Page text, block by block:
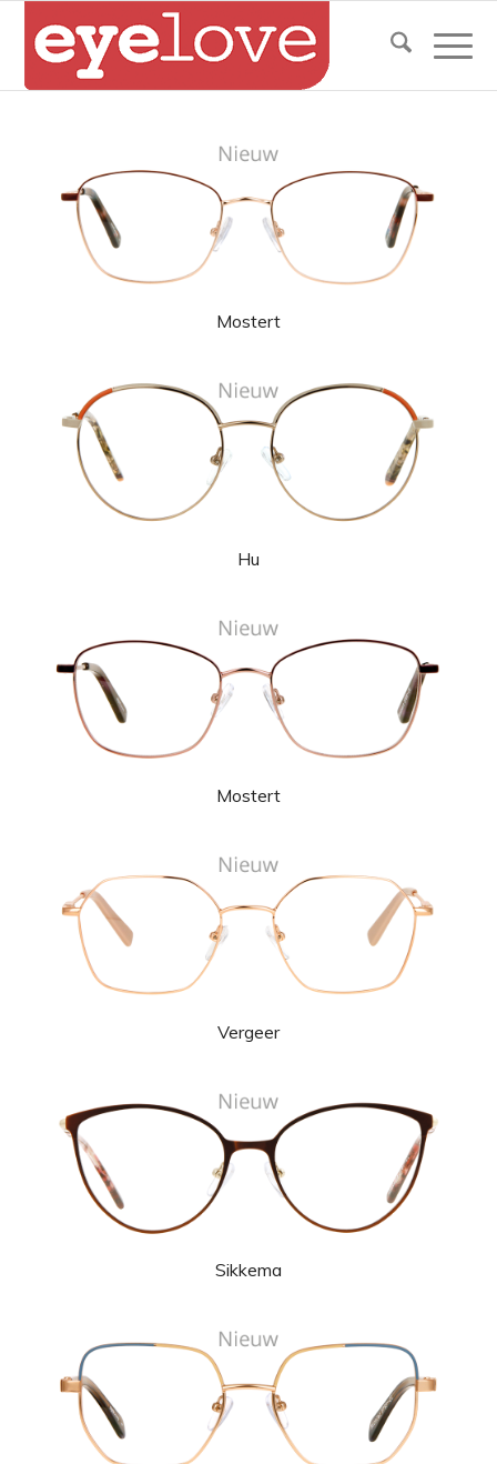
Mostert
Hu
Mostert
Vergeer
Sikkema